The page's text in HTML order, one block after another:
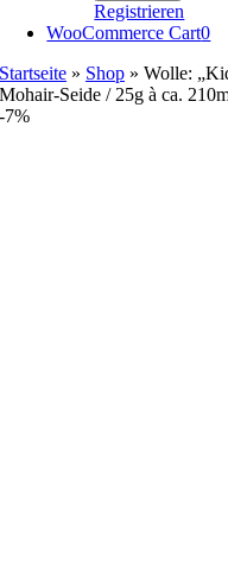
Registrieren
WooCommerce Cart0
Startseite » Shop »Wolle:
Mohair-Seide / 25g à ca.
-7%